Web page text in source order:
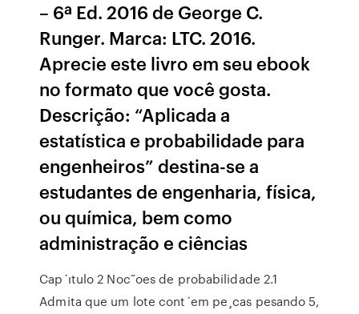
– 6ª Ed. 2016 de George C.
Runger. Marca: LTC. 2016.
Aprecie este livro em seu ebook
no formato que você gosta.
Descrição: “Aplicada a
estatística e probabilidade para
engenheiros” destina-se a
estudantes de engenharia, física,
ou química, bem como
administração e ciências
Cap´ıtulo 2 Noc˜oes de probabilidade 2.1
Admita que um lote cont´em pe¸cas pesando 5,